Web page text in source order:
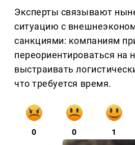
Эксперты связывают
ситуацию с
санкциями: компаниям
переориентироваться на
выстраивать
что требуется время.
0 0 1